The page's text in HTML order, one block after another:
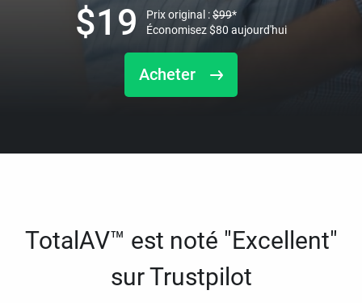
Acheter
$19 Prix original :$99*
Économisez$80 aujourd'hui
TotalAV™ est noté "Excellent"
sur Trustpilot